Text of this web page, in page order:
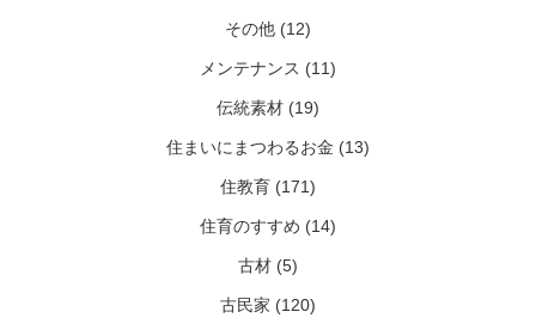
その他 (12)
メンテナンス (11)
伝統素材 (19)
住まいにまつわるお金 (13)
住教育 (171)
住育のすすめ (14)
古材 (5)
古民家 (120)